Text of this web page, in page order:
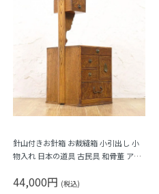
針山付きお針箱 お裁縫箱 小引出し 小
物入れ 日本の道具 古民具 和骨董 アン
44,000円 (税込)